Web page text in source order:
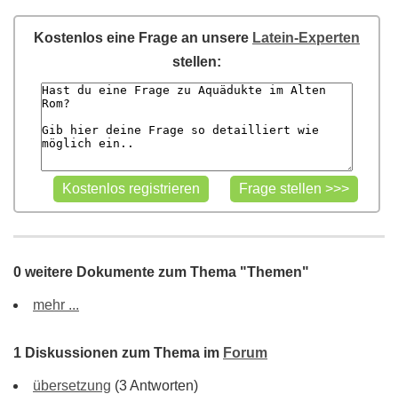
Kostenlos eine Frage an unsere Latein-Experten
stellen:
0 weitere Dokumente zum Thema "Themen"
mehr ...
1 Diskussionen zum Thema im Forum
übersetzung (3 Antworten)